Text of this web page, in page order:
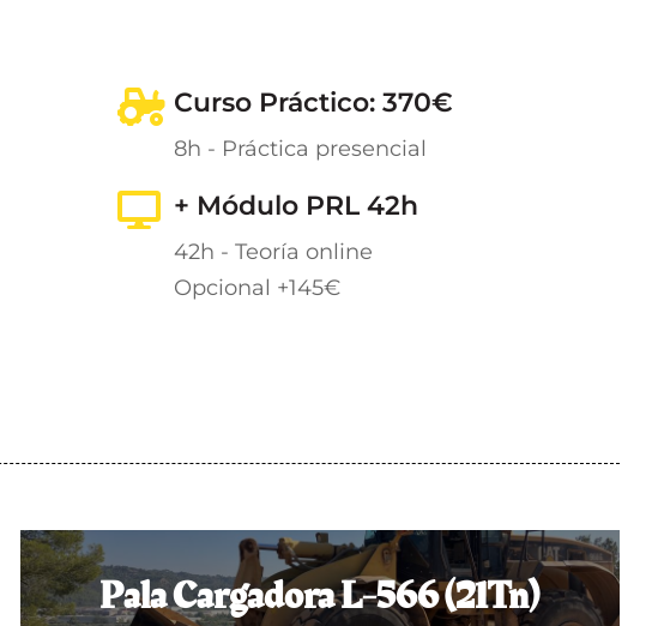
Curso Práctico: 370€
8h - Práctica presencial
+ Módulo PRL 42h
42h - Teoría online
Opcional +145€
Pala Cargadora L-566 (21Tn)